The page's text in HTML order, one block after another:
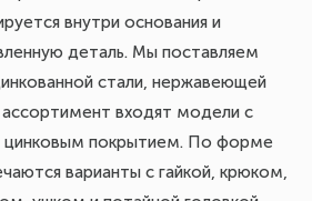
внутри основания и
деталь. Мы поставляем
стали, нержавеющей
ассортимент входят модели с
покрытием. По форме
варианты с гайкой, крюком,